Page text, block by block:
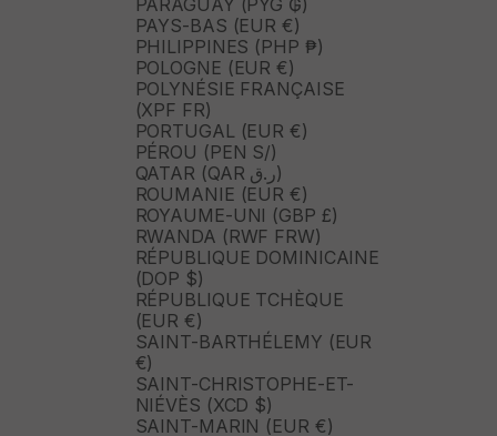
PARAGUAY (PYG ₲)
PAYS-BAS (EUR €)
PHILIPPINES (PHP ₱)
POLOGNE (EUR €)
POLYNÉSIE FRANÇAISE
(XPF FR)
PORTUGAL (EUR €)
PÉROU (PEN S/)
QATAR (QAR ر.ق)
ROUMANIE (EUR €)
ROYAUME-UNI (GBP £)
RWANDA (RWF FRW)
RÉPUBLIQUE DOMINICAINE
(DOP $)
RÉPUBLIQUE TCHÈQUE
(EUR €)
SAINT-BARTHÉLEMY (EUR
€)
SAINT-CHRISTOPHE-ET-
NIÉVÈS (XCD $)
SAINT-MARIN (EUR €)